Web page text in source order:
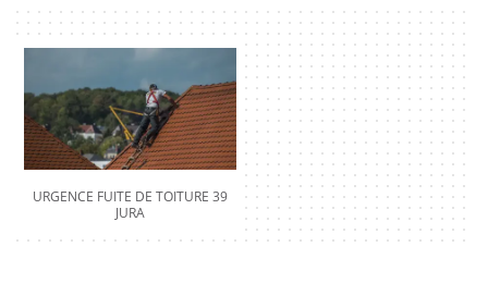
URGENCE FUITE DE TOITURE 39
JURA